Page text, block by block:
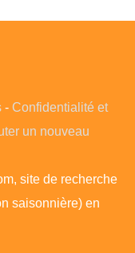
- Confidentialité et
un nouveau
site de recherche
saisonnière) en